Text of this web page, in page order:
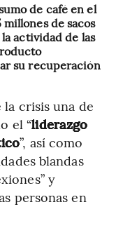
de café en el
de sacos
actividad de las
su recuperación
crisis una de
el “liderazgo
”, así como
blandas
y
personas en